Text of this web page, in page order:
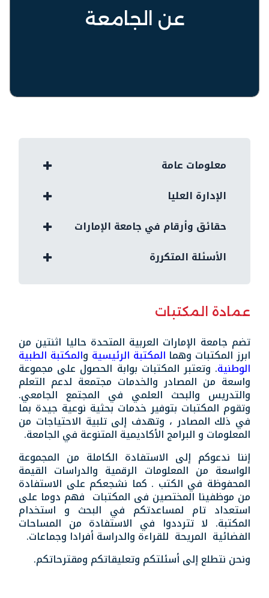
عن الجامعة
معلومات عامة
الإدارة العليا
حقائق وأرقام في جامعة الإمارات
الأسئلة المتكررة
عمادة المكتبات
تضم جامعة الإمارات العربية المتحدة حاليا اثنتين من
ابرز المكتبات وهما المكتبة الرئيسية والمكتبة الطبية
الوطنية. وتعتبر المكتبات بوابة الحصول على مجموعة
واسعة من المصادر والخدمات مجتمعة لدعم التعلم
والتدريس والبحث العلمي في المجتمع الجامعي.
وتقوم المكتبات بتوفير خدمات بحثية نوعية جيدة بما
في ذلك المصادر ، وتهدف إلى تلبية الاحتياجات من
المعلومات و البرامج الأكاديمية المتنوعة في الجامعة.
إننا ندعوكم إلى الاستفادة الكاملة من المجموعة
الواسعة من المعلومات الرقمية والدراسات القيمة
المحفوظة في الكتب . كما نشجعكم على الاستفادة
من موظفينا المختصين فى المكتبات فهم دوما على
استعداد تام لمساعدتكم في البحث و استخدام
المكتبة. لا تترددوا في الاستفادة من المساحات
الفضائية المريحة للقراءة والدراسة أفرادا وجماعات.
ونحن نتطلع إلى أسئلتكم وتعليقاتكم ومقترحاتكم.